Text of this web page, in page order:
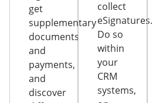
get
supplementary
documents
and
payments,
and
discover
collect
eSignatures.
Do so
within
your
CRM
systems,